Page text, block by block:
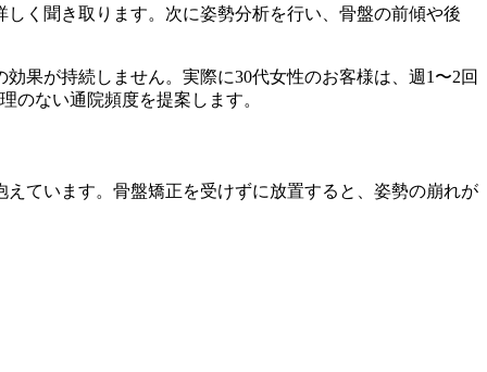
く聞き取ります。次に姿勢分析を行い、骨盤の前傾や後
果が持続しません。実際に30代女性のお客様は、週1〜2回
のない通院頻度を提案します。
ています。骨盤矯正を受けずに放置すると、姿勢の崩れが